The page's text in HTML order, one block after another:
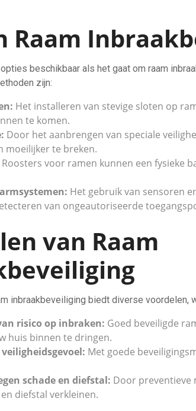
Raam
beschikbaar als het gaat om raam
zijn:
Het installeren van stevige sloten op
te komen.
Door het aanbrengen van speciale
moeilijker te breken.
Roosters voor ramen kunnen een fysieke
Het gebruik van sensoren
van ongeautoriseerde
van Raam
inbraakbeveiliging biedt diverse voordelen,
risico op inbraken: Goed beveiligde
huis binnen te dringen.
Met goede
schade en diefstal: Door preventieve
diefstal verkleinen.